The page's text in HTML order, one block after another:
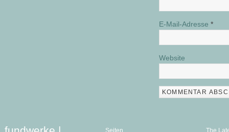
E-Mail-Adresse *
Website
Seiten The